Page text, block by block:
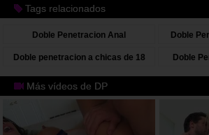
Tags relacionados
Doble Penetracion Anal Doble
Doble penetracion a chicas de 18
Doble
Más vídeos de DP